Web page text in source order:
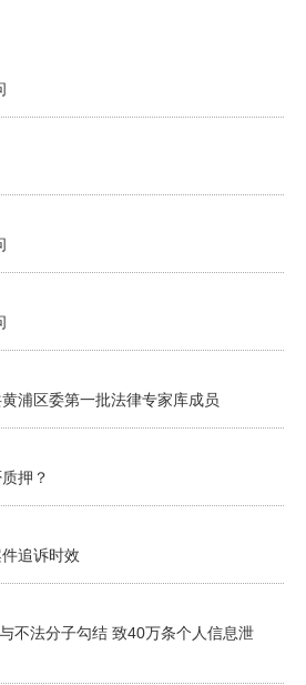
浦区委第一批法律专家库成员
押？
追诉时效
不法分子勾结 致40万条个人信息泄